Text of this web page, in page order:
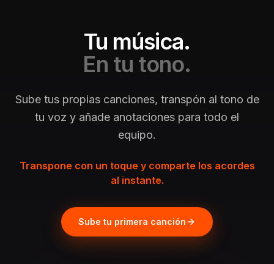
Tu música.
En tu tono.
Sube tus propias canciones, transpón al tono de
tu voz y añade anotaciones para todo el
equipo.
Transpone con un toque y comparte los acordes
al instante.
Sube tu primera canción